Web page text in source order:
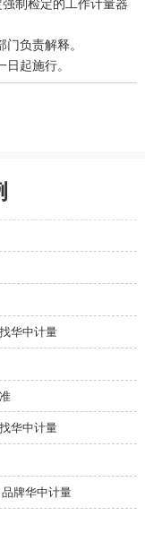
制检定的工作计量器
负责解释。
起施行。
华中计量
华中计量
牌华中计量